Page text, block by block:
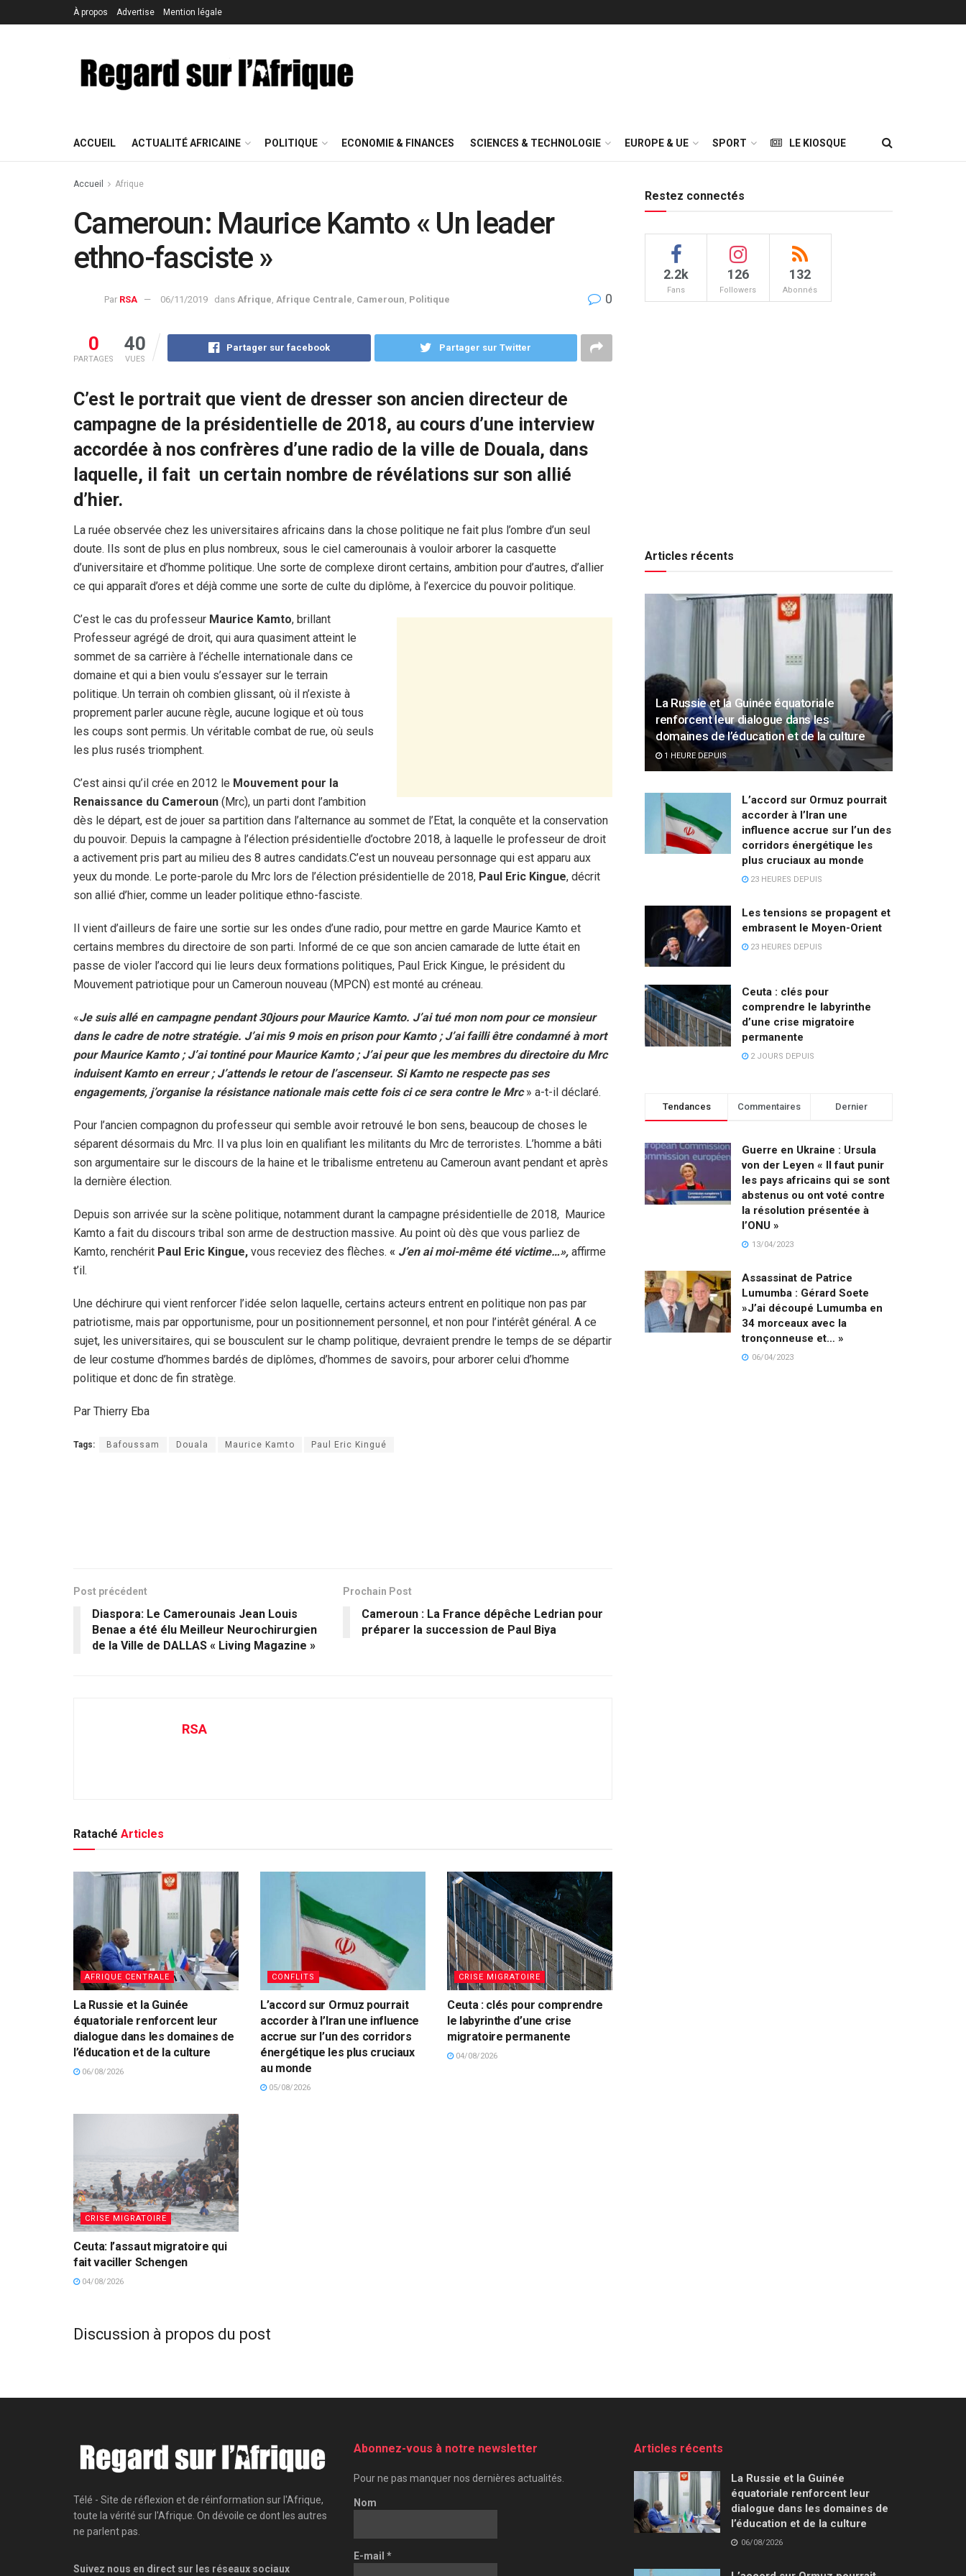
À propos Advertise Mention légale
ACCUEIL ACTUALITÉ AFRICAINE POLITIQUE ECONOMIE & FINANCES SCIENCES & TECHNOLOGIE EUROPE & UE SPORT LE KIOSQUE
Accueil Afrique
Cameroun: Maurice Kamto « Un leader
ethno-fasciste »
Par RSA 06/11/2019 dans Afrique Afrique Centrale Cameroun Politique 0
0
PARTAGES
40
VUES
Partager sur facebook Partager sur Twitter
C’est le portrait que vient de dresser son ancien directeur de
campagne de la présidentielle de 2018, au cours d’une interview
accordée à nos confrères d’une radio de la ville de Douala, dans
laquelle, il fait un certain nombre de révélations sur son allié
d’hier.
La ruée observée chez les universitaires africains dans la chose politique ne fait plus l’ombre d’un seul
doute. Ils sont de plus en plus nombreux, sous le ciel camerounais à vouloir arborer la casquette
d’universitaire et d’homme politique. Une sorte de complexe diront certains, ambition pour d’autres, d’allier
ce qui apparaît d’ores et déjà comme une sorte de culte du diplôme, à l’exercice du pouvoir politique.
C’est le cas du professeur Maurice Kamto, brillant
Professeur agrégé de droit, qui aura quasiment atteint le
sommet de sa carrière à l’échelle internationale dans ce
domaine et qui a bien voulu s’essayer sur le terrain
politique. Un terrain oh combien glissant, où il n’existe à
proprement parler aucune règle, aucune logique et où tous
les coups sont permis. Un véritable combat de rue, où seuls
les plus rusés triomphent.
C’est ainsi qu’il crée en 2012 le Mouvement pour la
Renaissance du Cameroun (Mrc), un parti dont l’ambition
dès le départ, est de jouer sa partition dans l’alternance au sommet de l’Etat, la conquête et la conservation
du pouvoir. Depuis la campagne à l’élection présidentielle d’octobre 2018, à laquelle le professeur de droit
a activement pris part au milieu des 8 autres candidats.C’est un nouveau personnage qui est apparu aux
yeux du monde. Le porte-parole du Mrc lors de l’élection présidentielle de 2018, Paul Eric Kingue, décrit
son allié d’hier, comme un leader politique ethno-fasciste.
Il vient d’ailleurs de faire une sortie sur les ondes d’une radio, pour mettre en garde Maurice Kamto et
certains membres du directoire de son parti. Informé de ce que son ancien camarade de lutte était en
passe de violer l’accord qui lie leurs deux formations politiques, Paul Erick Kingue, le président du
Mouvement patriotique pour un Cameroun nouveau (MPCN) est monté au créneau.
«Je suis allé en campagne pendant 30jours pour Maurice Kamto. J’ai tué mon nom pour ce monsieur
dans le cadre de notre stratégie. J’ai mis 9 mois en prison pour Kamto ; J’ai failli être condamné à mort
pour Maurice Kamto ; J’ai tontiné pour Maurice Kamto ; J’ai peur que les membres du directoire du Mrc
induisent Kamto en erreur ; J’attends le retour de l’ascenseur. Si Kamto ne respecte pas ses
engagements, j’organise la résistance nationale mais cette fois ci ce sera contre le Mrc» a-t-il déclaré.
Pour l’ancien compagnon du professeur qui semble avoir retrouvé le bon sens, beaucoup de choses le
séparent désormais du Mrc. Il va plus loin en qualifiant les militants du Mrc de terroristes. L’homme a bâti
son argumentaire sur le discours de la haine et le tribalisme entretenu au Cameroun avant pendant et après
la dernière élection.
Depuis son arrivée sur la scène politique, notamment durant la campagne présidentielle de 2018, Maurice
Kamto a fait du discours tribal son arme de destruction massive. Au point où dès que vous parliez de
Kamto, renchérit Paul Eric Kingue, vous receviez des flèches. « J’en ai moi-même été victime…», affirme
t’il.
Une déchirure qui vient renforcer l’idée selon laquelle, certains acteurs entrent en politique non pas par
patriotisme, mais par opportunisme, pour un positionnement personnel, et non pour l’intérêt général. A ce
sujet, les universitaires, qui se bousculent sur le champ politique, devraient prendre le temps de se départir
de leur costume d’hommes bardés de diplômes, d’hommes de savoirs, pour arborer celui d’homme
politique et donc de fin stratège.
Par Thierry Eba
Tags: Bafoussam Douala Maurice Kamto Paul Eric Kingué
Post précédent
Diaspora: Le Camerounais Jean Louis
Benae a été élu Meilleur Neurochirurgien
de la Ville de DALLAS « Living Magazine »
Prochain Post
Cameroun : La France dépêche Ledrian pour
préparer la succession de Paul Biya
RSA
Rataché Articles
AFRIQUE CENTRALE
La Russie et la Guinée
équatoriale renforcent leur
dialogue dans les domaines de
l’éducation et de la culture
06/08/2026
CONFLITS
L’accord sur Ormuz pourrait
accorder à l’Iran une influence
accrue sur l’un des corridors
énergétique les plus cruciaux
au monde
05/08/2026
CRISE MIGRATOIRE
Ceuta : clés pour comprendre
le labyrinthe d’une crise
migratoire permanente
04/08/2026
CRISE MIGRATOIRE
Ceuta: l’assaut migratoire qui
fait vaciller Schengen
04/08/2026
Discussion à propos du post
Restez connectés
2.2k
Fans
126
Followers
132
Abonnés
Articles récents
La Russie et la Guinée équatoriale
renforcent leur dialogue dans les
domaines de l’éducation et de la culture
1 HEURE DEPUIS
L’accord sur Ormuz pourrait
accorder à l’Iran une
influence accrue sur l’un des
corridors énergétique les
plus cruciaux au monde
23 HEURES DEPUIS
Les tensions se propagent et
embrasent le Moyen-Orient
23 HEURES DEPUIS
Ceuta : clés pour
comprendre le labyrinthe
d’une crise migratoire
permanente
2 JOURS DEPUIS
Tendances Commentaires Dernier
Guerre en Ukraine : Ursula
von der Leyen « Il faut punir
les pays africains qui se sont
abstenus ou ont voté contre
la résolution présentée à
l’ONU »
13/04/2023
Assassinat de Patrice
Lumumba : Gérard Soete
»J’ai découpé Lumumba en
34 morceaux avec la
tronçonneuse et… »
06/04/2023
Télé - Site de réflexion et de réinformation sur l'Afrique,
toute la vérité sur l'Afrique. On dévoile ce dont les autres
ne parlent pas.
Suivez nous en direct sur les réseaux sociaux
Abonnez-vous à notre newsletter
Pour ne pas manquer nos dernières actualités.
Nom
E-mail *
Articles récents
La Russie et la Guinée
équatoriale renforcent leur
dialogue dans les domaines de
l’éducation et de la culture
06/08/2026